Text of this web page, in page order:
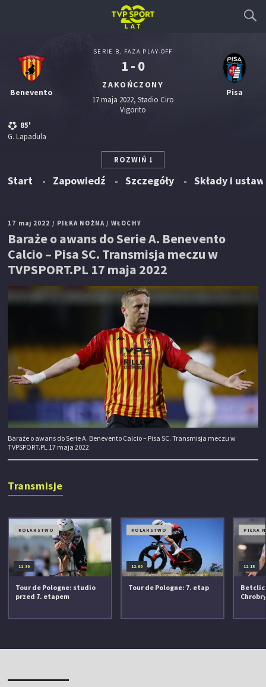
Benevento
85'
G. Lapadula
SERIE B, FAZA PLAY-OFF
1 - 0
ZAKOŃCZONY
17 maja 2022, Stadio Ciro
Vigorito
Pisa
ROZWIŃ
Start Zapowiedź Szczegóły Składy i
17 maj 2022 / PIŁKA NOŻNA/ WŁOCHY
Baraże o awans do Serie A. Benevento
Calcio – Pisa SC. Transmisja meczu w
TVPSPORT.PL 17 maja 2022
Baraże o awans do Serie A. Benevento Calcio – Pisa SC. Transmisja meczu w
TVPSPORT.PL 17 maja 2022
Transmisje
KOLARSTWO
11:30
Tour de Pologne: studio
przed 7. etapem
KOLARSTWO
12:00
Tour de Pologne: 7. etap
PIŁKA
12:15
Betclic